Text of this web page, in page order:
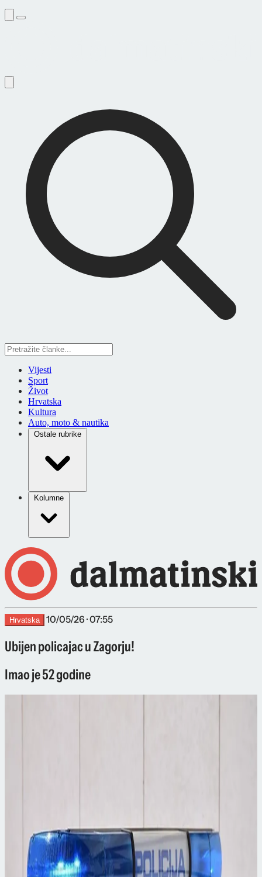
Vijesti
Sport
Život
Hrvatska
Kultura
Auto, moto & nautika
Ostale rubrike
Kolumne
Hrvatska 10/05/26 · 07:55
Ubijen policajac u Zagorju!
Imao je 52 godine